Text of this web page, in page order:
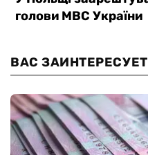
ВАС ЗАИНТЕРЕСУЕТ